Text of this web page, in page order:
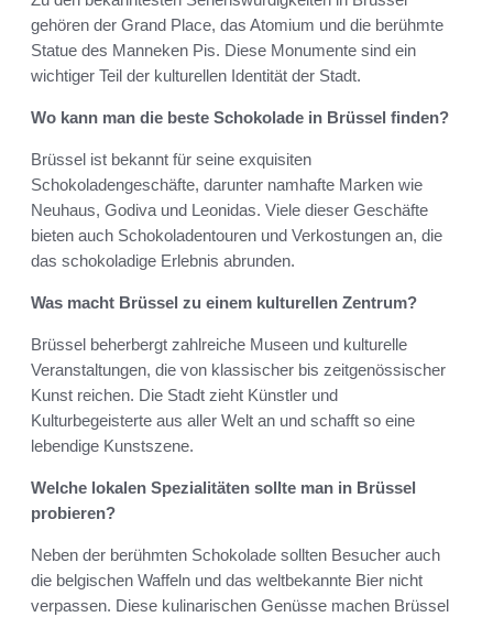
gehören der Grand Place, das Atomium und die berühmte
Statue des Manneken Pis. Diese Monumente sind ein
wichtiger Teil der kulturellen Identität der Stadt.
Wo kann man die beste Schokolade in Brüssel finden?
Brüssel ist bekannt für seine exquisiten
Schokoladengeschäfte, darunter namhafte Marken wie
Neuhaus, Godiva und Leonidas. Viele dieser Geschäfte
bieten auch Schokoladentouren und Verkostungen an, die
das schokoladige Erlebnis abrunden.
Was macht Brüssel zu einem kulturellen Zentrum?
Brüssel beherbergt zahlreiche Museen und kulturelle
Veranstaltungen, die von klassischer bis zeitgenössischer
Kunst reichen. Die Stadt zieht Künstler und
Kulturbegeisterte aus aller Welt an und schafft so eine
lebendige Kunstszene.
Welche lokalen Spezialitäten sollte man in Brüssel
probieren?
Neben der berühmten Schokolade sollten Besucher auch
die belgischen Waffeln und das weltbekannte Bier nicht
verpassen. Diese kulinarischen Genüsse machen Brüssel